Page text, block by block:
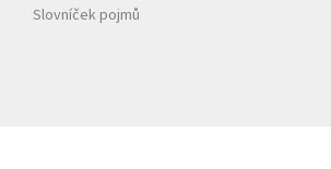
Slovníček pojmů